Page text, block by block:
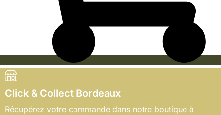
Click & Collect Bordeaux
Récupérez votre commande dans notre boutique à